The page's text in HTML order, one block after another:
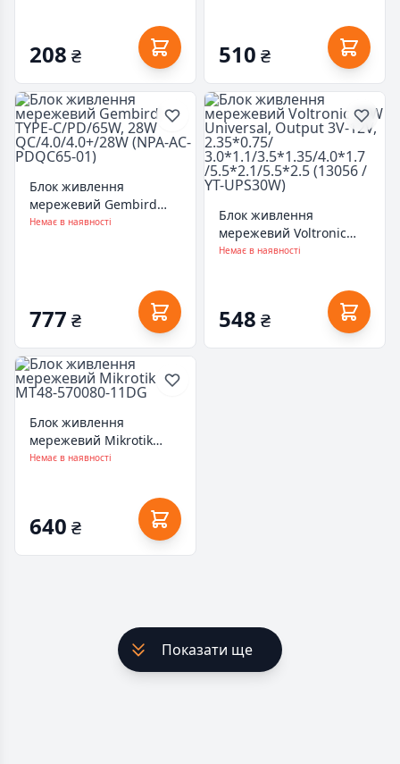
208 ₴
3.0*1.1/3.5*1.35/4.0*1.7
/5.5*2.1/5.5*2.5 (12491 /
YT-UPS18W)
510 ₴
Блок живлення
мережевий Gembird
TYPE-C/PD/65W, 28W
Немає в наявності
777 ₴
Блок живлення
мережевий Voltronic
30W Universal, Output
3.0*1.1/3.5*1.35/4.0*1.7
/5.5*2.1/5.5*2.5 (13056 /
YT-UPS30W)
Немає в наявності
548 ₴
Блок живлення
мережевий Mikrotik
MT48-570080-11DG
Немає в наявності
640 ₴
Показати ще